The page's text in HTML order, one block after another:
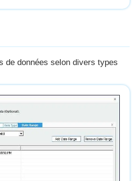
de données selon divers types